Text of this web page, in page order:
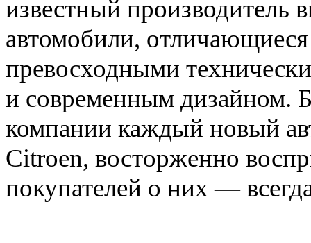
известный производитель
автомобили,
превосходными
и современным дизайном.
компании каждый новый
Citroen, восторженно
покупателей о них —